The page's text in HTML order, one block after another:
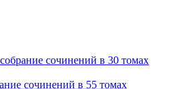
сочинений в 30 томах